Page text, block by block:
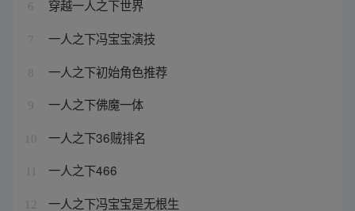
6 穿越一人之下世界
7 一人之下冯宝宝演技
8 一人之下初始角色推荐
9 一人之下佛魔一体
10 一人之下36贼排名
一人之下466
12 一人之下冯宝宝是无根生